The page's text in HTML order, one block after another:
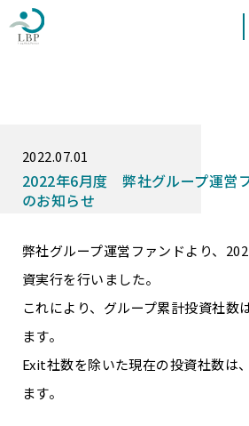
2022.07.01
2022年6月度 弊社グループ運営
のお知らせ
弊社グループ運営ファンドより、
資実行を行いました。
これにより、グループ累計投資社数
ます。
Exit社数を除いた現在の投資社数は
ます。